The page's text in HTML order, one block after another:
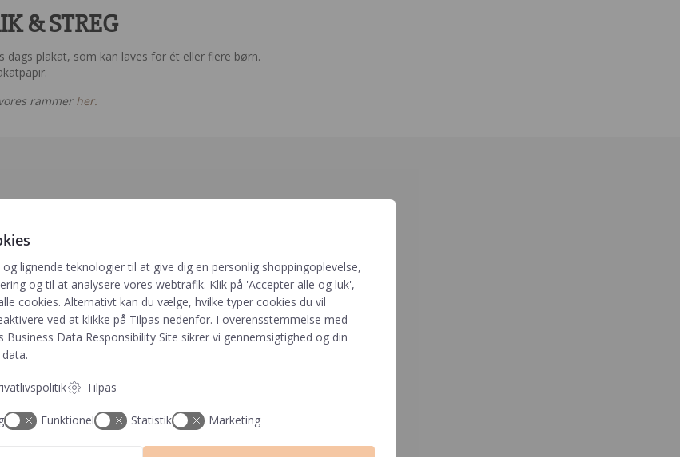
& STREG
plakat, som kan laves for ét eller flere børn.
rammer her.
Ramme – Eg 30 cm Nu har vi alt..
149,00kr.
lignende teknologier til at give dig en personlig shoppingoplevelse,
og til at analysere vores webtrafik. Klik på 'Accepter alle og luk',
cookies. Alternativt kan du vælge, hvilke typer cookies du vil
ved at klikke på Tilpas nedenfor. I overensstemmelse med
Business Data Responsibility Site sikrer vi gennemsigtighed og din
Tilpas
Funktionel Statistik Marketing